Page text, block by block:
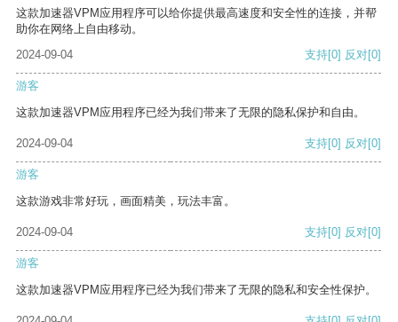
这款加速器VPM应用程序可以给你提供最高速度和安全性的连接，并帮
助你在网络上自由移动。
2024-09-04
支持[0] 反对[0]
游客
这款加速器VPM应用程序已经为我们带来了无限的隐私保护和自由。
2024-09-04 支持[0] 反对[0]
游客
这款游戏非常好玩，画面精美，玩法丰富。
2024-09-04 支持[0] 反对[0]
游客
这款加速器VPM应用程序已经为我们带来了无限的隐私和安全性保护。